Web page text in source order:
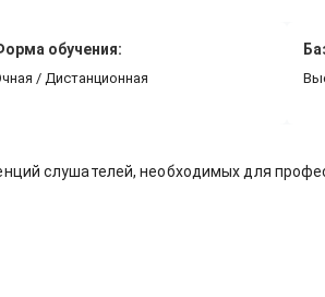
обучения:
/ Дистанционная
слушателей, необходимых для